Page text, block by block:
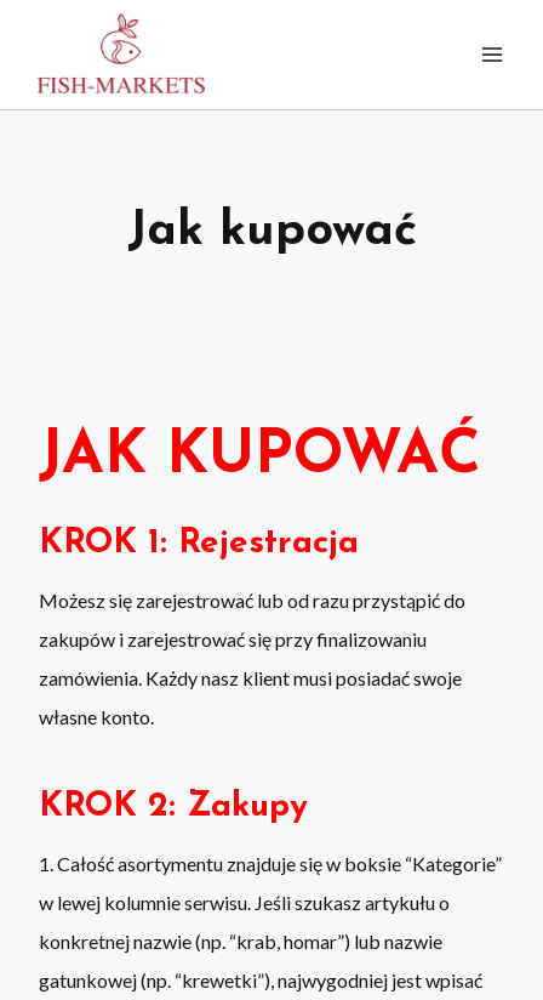
treści
Jak kupować
JAK KUPOWAĆ
KROK 1: Rejestracja
Możesz się zarejestrować lub od razu przystąpić do
zakupów i zarejestrować się przy finalizowaniu
zamówienia. Każdy nasz klient musi posiadać swoje
własne konto.
KROK 2: Zakupy
1. Całość asortymentu znajduje się w boksie “Kategorie”
w lewej kolumnie serwisu. Jeśli szukasz artykułu o
konkretnej nazwie (np. “krab, homar”) lub nazwie
gatunkowej (np. “krewetki”), najwygodniej jest wpisać